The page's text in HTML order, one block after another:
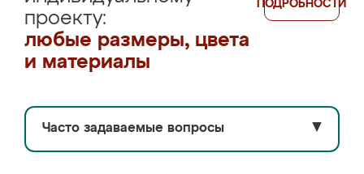
проекту:
любые размеры, цвета
и материалы
ПОДРОБНОСТИ
Часто задаваемые вопросы ▼